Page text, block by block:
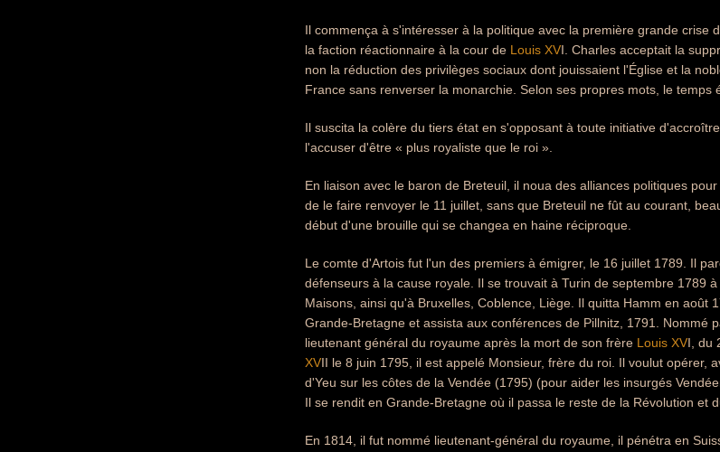
Il commença à s'intéresser à la politique avec la première grande crise
la faction réactionnaire à la cour de Louis XVI. Charles acceptait la
non la réduction des privilèges sociaux dont jouissaient l'Église et la
France sans renverser la monarchie. Selon ses propres mots, le temps
Il suscita la colère du tiers état en s'opposant à toute initiative
l'accuser d'être « plus royaliste que le roi ».
En liaison avec le baron de Breteuil, il noua des alliances politiques
de le faire renvoyer le 11 juillet, sans que Breteuil ne fût au courant,
début d'une brouille qui se changea en haine réciproque.
Le comte d'Artois fut l'un des premiers à émigrer, le 16 juillet 1789. Il
défenseurs à la cause royale. Il se trouvait à Turin de septembre 1789
Maisons, ainsi qu'à Bruxelles, Coblence, Liège. Il quitta Hamm en août
Grande-Bretagne et assista aux conférences de Pillnitz, 1791. Nommé
lieutenant général du royaume après la mort de son frère Louis XVI, du
XVII le 8 juin 1795, il est appelé Monsieur, frère du roi. Il voulut opérer,
d'Yeu sur les côtes de la Vendée (1795) (pour aider les insurgés
Il se rendit en Grande-Bretagne où il passa le reste de la Révolution et
En 1814, il fut nommé lieutenant-général du royaume, il pénétra en